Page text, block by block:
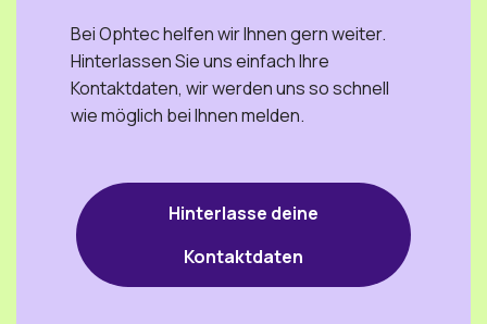
Bei Ophtec helfen wir Ihnen gern weiter.
Hinterlassen Sie uns einfach Ihre
Kontaktdaten, wir werden uns so schnell
wie möglich bei Ihnen melden.
Hinterlasse deine
Kontaktdaten